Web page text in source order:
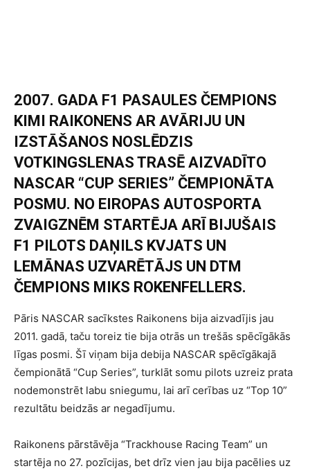
2007. GADA F1 PASAULES ČEMPIONS
KIMI RAIKONENS AR AVĀRIJU UN
IZSTĀŠANOS NOSLĒDZIS
VOTKINGSLENAS TRASĒ AIZVADĪTO
NASCAR “CUP SERIES” ČEMPIONĀTA
POSMU. NO EIROPAS AUTOSPORTA
ZVAIGZNĒM STARTĒJA ARĪ BIJUŠAIS
F1 PILOTS DAŅILS KVJATS UN
LEMĀNAS UZVARĒTĀJS UN DTM
ČEMPIONS MIKS ROKENFELLERS.
Pāris NASCAR sacīkstes Raikonens bija aizvadījis jau
2011. gadā, taču toreiz tie bija otrās un trešās spēcīgākās
līgas posmi. Šī viņam bija debija NASCAR spēcīgākajā
čempionātā “Cup Series”, turklāt somu pilots uzreiz prata
nodemonstrēt labu sniegumu, lai arī cerības uz “Top 10”
rezultātu beidzās ar negadījumu.
Raikonens pārstāvēja “Trackhouse Racing Team” un
startēja no 27. pozīcijas, bet drīz vien jau bija pacēlies uz